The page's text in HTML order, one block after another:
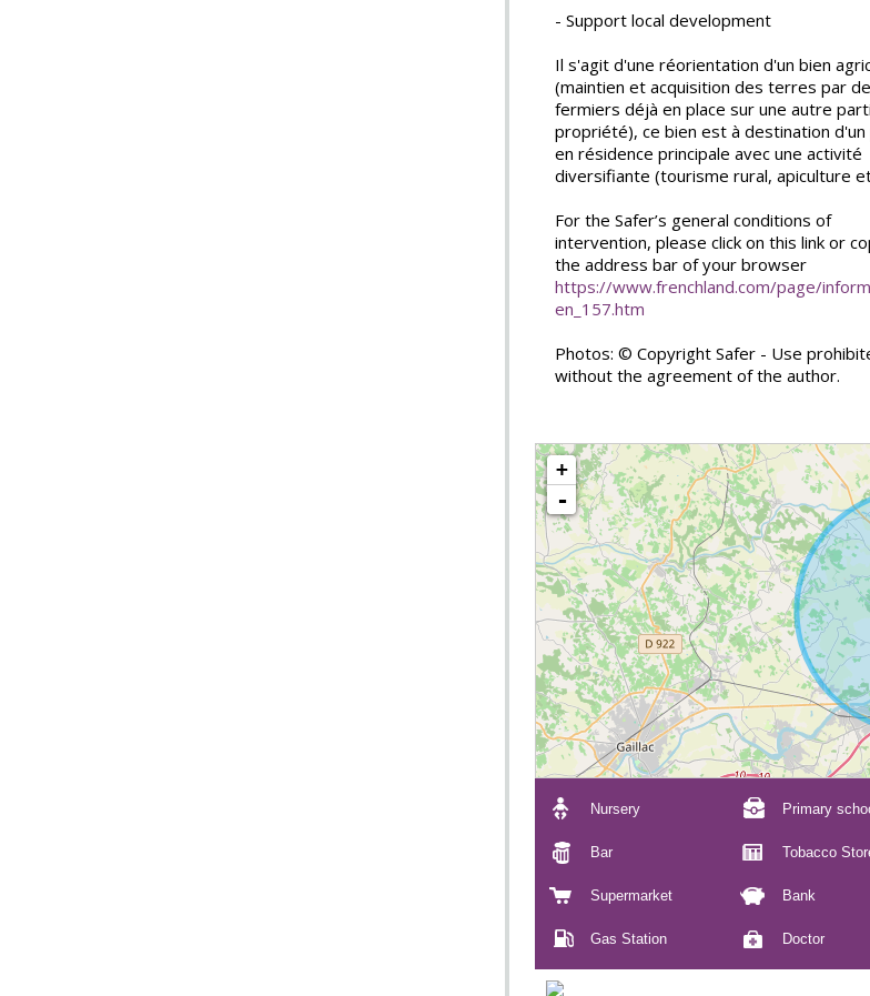
- Support local development
Il s'agit d'une réorientation d'un bien
(maintien et acquisition des terres par
fermiers déjà en place sur une autre
propriété), ce bien est à destination
en résidence principale avec une activité
diversifiante (tourisme rural, apiculture
For the Safer’s general conditions of
intervention, please click on this link or
the address bar of your browser
https://www.frenchland.com/page/
en_157.htm
Photos: © Copyright Safer - Use
without the agreement of the author.
+
-
Nursery Primary
Bar Tobacco
Supermarket Bank
Gas Station Doctor